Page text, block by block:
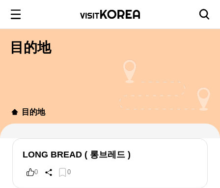
目的地
目的地
LONG BREAD ( 롱브레드 )
0 0